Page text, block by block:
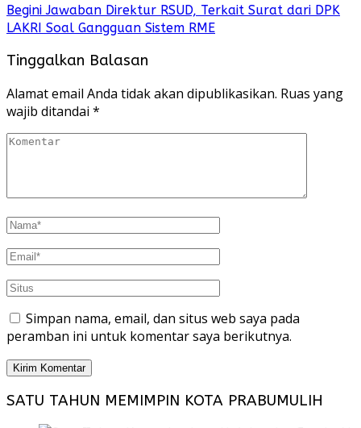
Begini Jawaban Direktur RSUD, Terkait Surat dari DPK
LAKRI Soal Gangguan Sistem RME
Tinggalkan Balasan
Alamat email Anda tidak akan dipublikasikan. Ruas yang
wajib ditandai *
Simpan nama, email, dan situs web saya pada
peramban ini untuk komentar saya berikutnya.
SATU TAHUN MEMIMPIN KOTA PRABUMULIH